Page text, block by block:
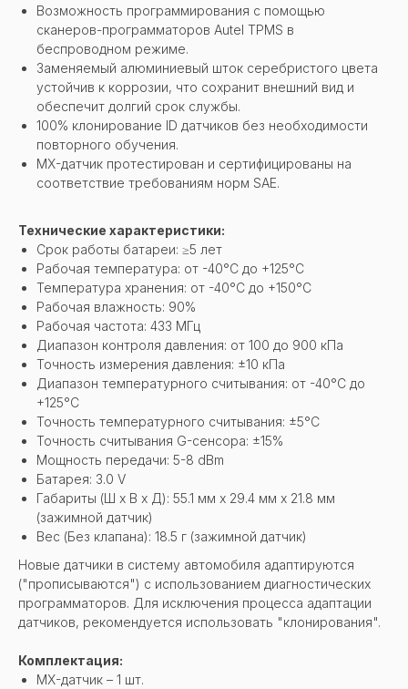
Возможность программирования с помощью
сканеров-программаторов Autel TPMS в
беспроводном режиме.
Заменяемый алюминиевый шток серебристого цвета
устойчив к коррозии, что сохранит внешний вид и
обеспечит долгий срок службы.
100% клонирование ID датчиков без необходимости
повторного обучения.
MX-датчик протестирован и сертифицированы на
соответствие требованиям норм SAE.
Технические характеристики:
Срок работы батареи: ≥5 лет
Рабочая температура: от -40°C до +125°C
Температура хранения: от -40°C до +150°C
Рабочая влажность: 90%
Рабочая частота: 433 МГц
Диапазон контроля давления: от 100 до 900 кПа
Точность измерения давления: ±10 кПа
Диапазон температурного считывания: от -40°C до
+125°C
Точность температурного считывания: ±5°C
Точность считывания G-сенсора: ±15%
Мощность передачи: 5-8 dBm
Батарея: 3.0 V
Габариты (Ш x В x Д): 55.1 мм x 29.4 мм x 21.8 мм
(зажимной датчик)
Вес (Без клапана): 18.5 г (зажимной датчик)
Новые датчики в систему автомобиля адаптируются
("прописываются") с использованием диагностических
программаторов. Для исключения процесса адаптации
датчиков, рекомендуется использовать "клонирования".
Комплектация:
MX-датчик – 1 шт.